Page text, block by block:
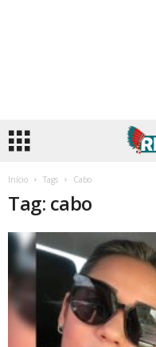
Início Tags Cabo
Tag: cabo